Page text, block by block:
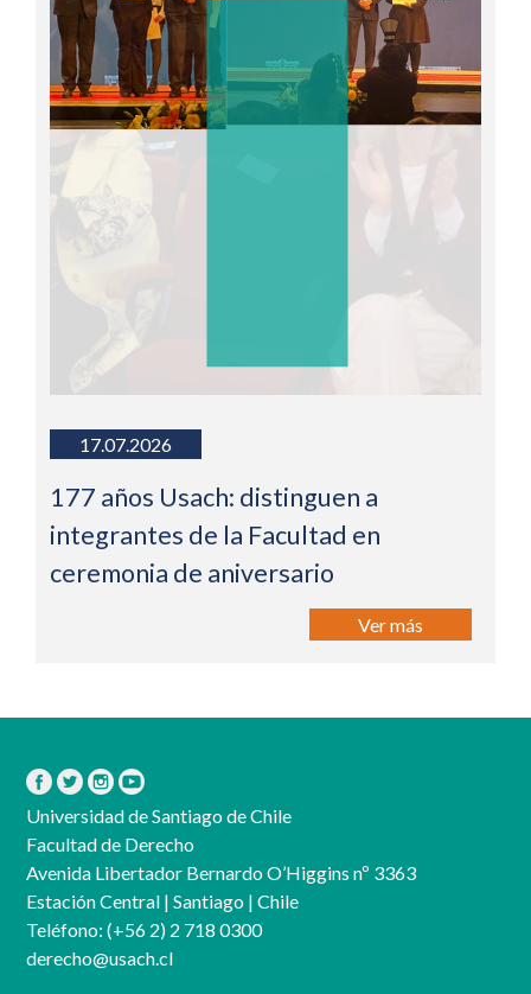
17.07.2026
177 años Usach: distinguen a
integrantes de la Facultad en
ceremonia de aniversario
Ver más
Universidad de Santiago de Chile
Facultad de Derecho
Avenida Libertador Bernardo O’Higgins nº 3363
Estación Central | Santiago | Chile
Teléfono: (+56 2) 2 718 0300
derecho@usach.cl